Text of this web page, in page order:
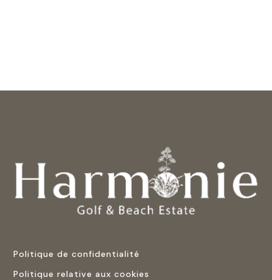
Politique de confidentialité
Politique relative aux cookies